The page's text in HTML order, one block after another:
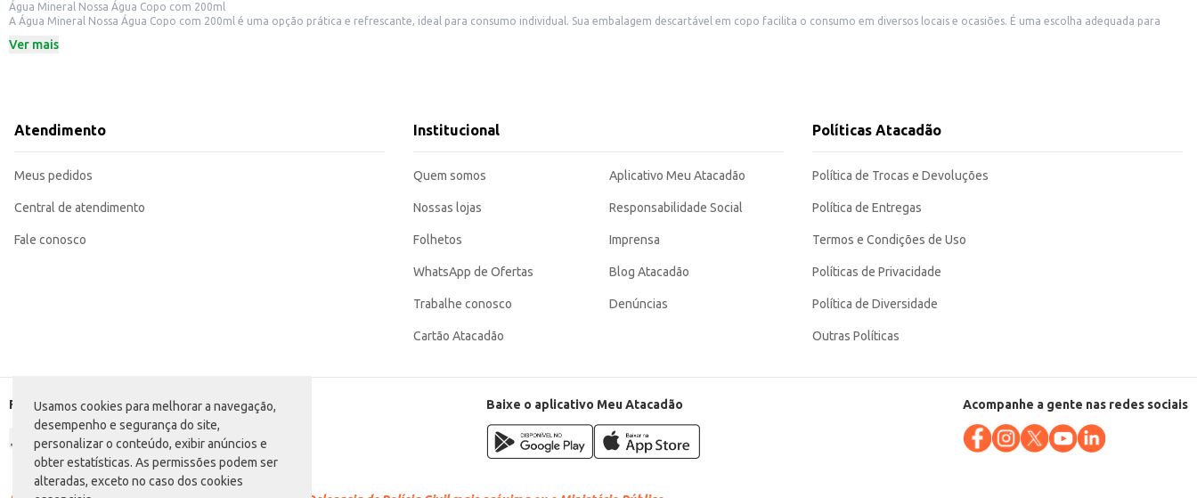
Usamos cookies para melhorar a navegação,
desempenho e segurança do site,
personalizar o conteúdo, exibir anúncios e
obter estatísticas. As permissões podem ser
alteradas, exceto no caso dos cookies
Água Mineral Nossa Água Copo com 200ml
A Água Mineral Nossa Água Copo com 200ml é uma opção prática e refrescante, ideal para consumo individual. Sua embalagem descartável em copo facilita o consumo em diversos locais e ocasiões. É uma escolha adequada para
para levar em atividades ao ar livre.
A Água Mineral Nossa Água Copo com 200ml oferece praticidade e hidratação, sendo uma escolha eficiente para diversos contextos, tanto para o comércio quanto para o consumo individual. Sua embalagem compacta e o tamanho
ideal para uma porção individual contribuem para sua praticidade e facilidade de uso.
Departamento: Bebidas
Conteúdo: 200ml
Ver mais
Atendimento
Meus pedidos
Central de atendimento
Fale conosco
Institucional
Quem somos
Nossas lojas
Folhetos
WhatsApp de Ofertas
Trabalhe conosco
Cartão Atacadão
Aplicativo Meu Atacadão
Responsabilidade Social
Imprensa
Blog Atacadão
Denúncias
Políticas Atacadão
Política de Trocas e Devoluções
Política de Entregas
Termos e Condições de Uso
Políticas de Privacidade
Política de Diversidade
Outras Políticas
Formas de pagamento Baixe o aplicativo Meu Atacadão Acompanhe a gente nas redes sociais